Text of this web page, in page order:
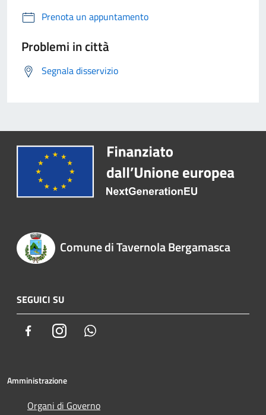
Prenota un appuntamento
Problemi in città
Segnala disservizio
Comune di Tavernola Bergamasca
SEGUICI SU
FacebookInstagram
Amministrazione
Organi di Governo